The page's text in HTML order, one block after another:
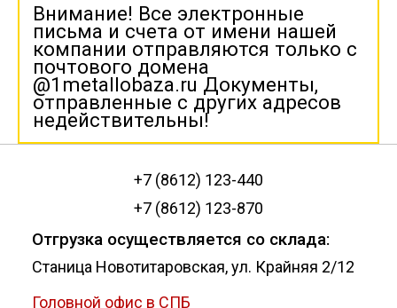
Внимание! Все электронные
письма и счета от имени нашей
компании отправляются только с
почтового домена
@1metallobaza.ru Документы,
отправленные с других адресов
недействительны!
+7 (8612) 123-440
+7 (8612) 123-870
Отгрузка осуществляется со склада:
Станица Новотитаровская, ул. Крайняя 2/12
Головной офис в СПБ